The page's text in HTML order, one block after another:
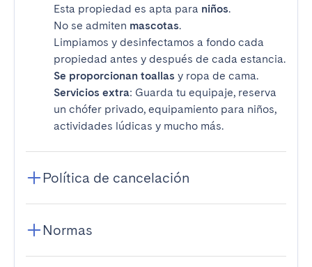
Esta propiedad es apta para niños.
No se admiten mascotas.
Limpiamos y desinfectamos a fondo cada
propiedad antes y después de cada estancia.
Se proporcionan toallas y ropa de cama.
Servicios extra: Guarda tu equipaje, reserva
un chófer privado, equipamiento para niños,
actividades lúdicas y mucho más.
Política de cancelación
Normas